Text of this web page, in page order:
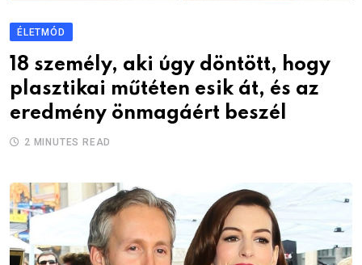
ÉLETMÓD
18 személy, aki úgy döntött, hogy
plasztikai műtéten esik át, és az
eredmény önmagáért beszél
2 MINUTES READ